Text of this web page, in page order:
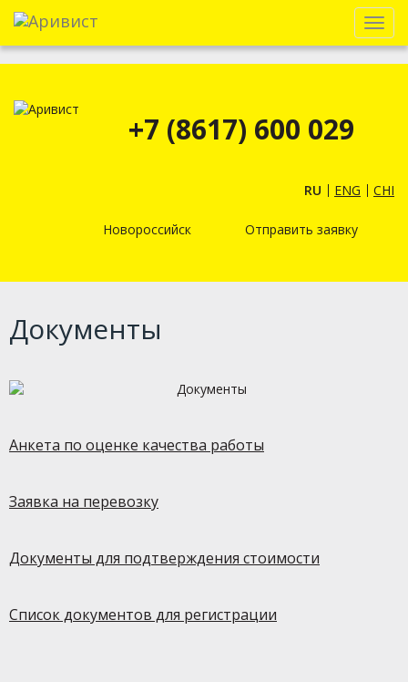
Menu
+7 (8617) 600 029
RU ENG CHI
Новороссийск Отправить заявку
Документы
Анкета по оценке качества работы
Заявка на перевозку
Документы для подтверждения стоимости
Список документов для регистрации